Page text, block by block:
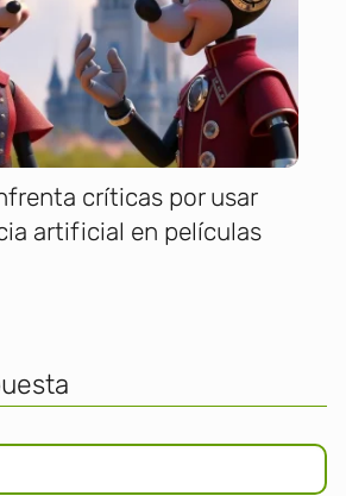
críticas por usar
artificial en películas